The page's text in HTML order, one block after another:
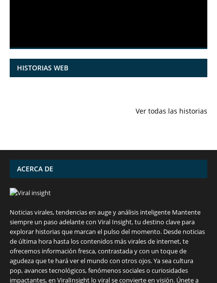
HISTORIAS WEB
Ver todas las historias
años
julio: Playas de
¡más!
ocultas del
ACERCA DE
Noticias virales, tendencias en auge y análisis inteligente Mantente
siempre un paso adelante con Viral Insight, tu destino clave para
explorar historias que marcan el pulso del momento. Desde noticias
de última hora hasta los contenidos más virales de internet, te
ofrecemos información fresca, contrastada y con un toque de
agudeza que te hará ver el mundo con otros ojos. Ya sea cultura
pop, avances tecnológicos, fenómenos sociales o curiosidades
impactantes, en ViralInsight lo viral se convierte en visión. Únete a